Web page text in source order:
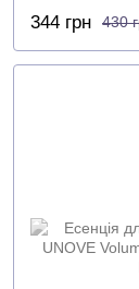
430
344 грн